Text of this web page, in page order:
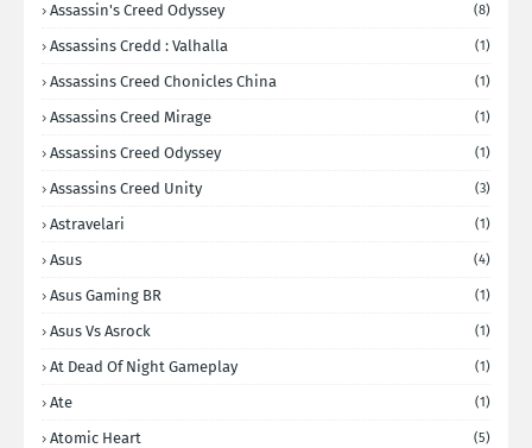
Assassin's Creed Odyssey (8)
Assassins Credd : Valhalla (1)
Assassins Creed Chonicles China (1)
Assassins Creed Mirage (1)
Assassins Creed Odyssey (1)
Assassins Creed Unity (3)
Astravelari (1)
Asus (4)
Asus Gaming BR (1)
Asus Vs Asrock (1)
At Dead Of Night Gameplay (1)
Ate (1)
Atomic Heart (5)